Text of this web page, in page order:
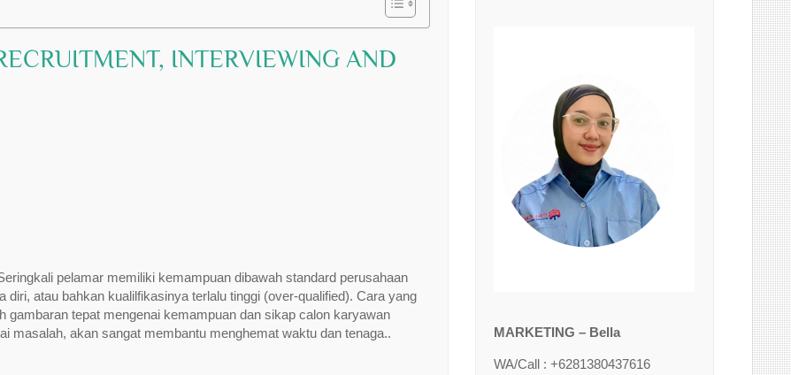
INTERVIEWING AND
pelamar memiliki kemampuan dibawah standard perusahaan
atau bahkan kualilfikasinya terlalu tinggi (over-qualified). Cara yang
gambaran tepat mengenai kemampuan dan sikap calon karyawan
masalah, akan sangat membantu menghemat waktu dan tenaga..
MARKETING – Bella
WA/Call : +6281380437616